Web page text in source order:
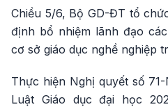
Chiều 5/6, Bộ GD-ĐT tổ
định bổ nhiệm lãnh đạo
cơ sở giáo dục nghề nghiệp
Thực hiện Nghị quyết số
Luật Giáo dục đại học